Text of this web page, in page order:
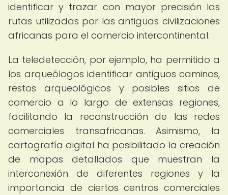
identificar y trazar con mayor precisión las
rutas utilizadas por las antiguas civilizaciones
africanas para el comercio intercontinental.
La teledetección, por ejemplo, ha permitido a
los arqueólogos identificar antiguos caminos,
restos arqueológicos y posibles sitios de
comercio a lo largo de extensas regiones,
facilitando la reconstrucción de las redes
comerciales transafricanas. Asimismo, la
cartografía digital ha posibilitado la creación
de mapas detallados que muestran la
interconexión de diferentes regiones y la
importancia de ciertos centros comerciales